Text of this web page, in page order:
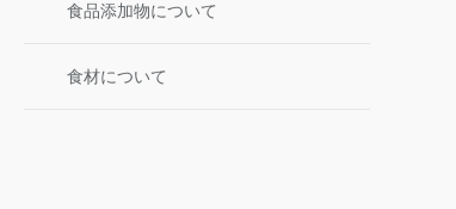
食品添加物について
食材について